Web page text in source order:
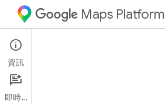
Maps Platform
Android
指南
資訊
即時通訊